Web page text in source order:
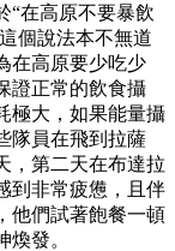
“在高原不要暴飲
個說法本不無道
在高原要少吃少
證正常的飲食攝
極大，如果能量攝
隊員在飛到拉薩
，第二天在布達拉
到非常疲憊，且伴
他們試著飽餐一頓
發。